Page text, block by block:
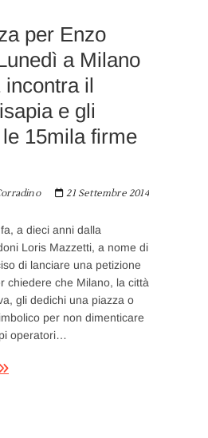
per Enzo
a Milano
il
e gli
15mila firme
21 Settembre 2014
a dieci anni dalla
Loris Mazzetti, a nome di
di lanciare una petizione
chiedere che Milano, la città
gli dedichi una piazza o
per non dimenticare
operatori…